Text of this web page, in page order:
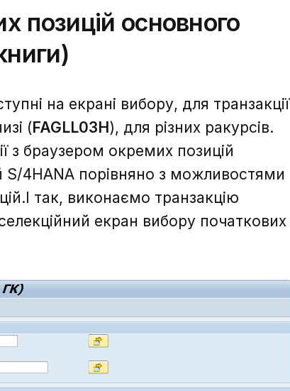
позицій основного
на екрані вибору, для транзакції
(FAGLL03H), для різних ракурсів.
з браузером окремих позицій
S/4HANA порівняно з можливостями
так, виконаємо транзакцію
селекційний екран вибору початкових